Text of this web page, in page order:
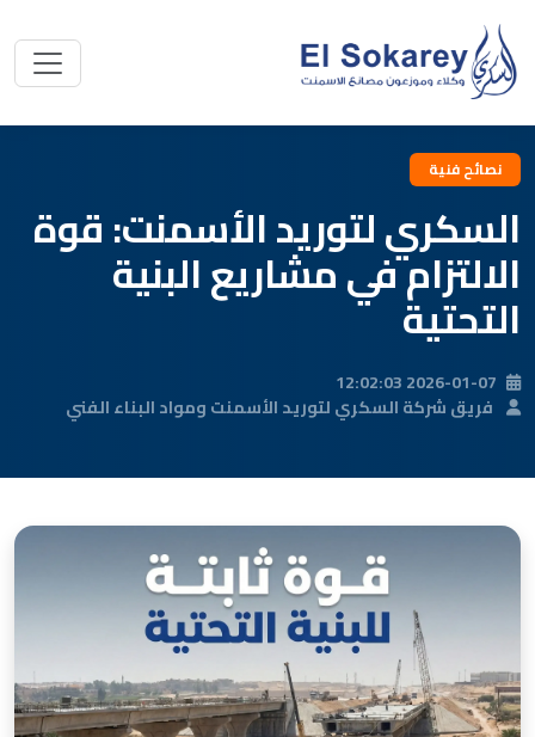
نصائح فنية
السكري لتوريد الأسمنت: قوة
الالتزام في مشاريع البنية
التحتية
2026-01-07 12:02:03
فريق شركة السكري لتوريد الأسمنت ومواد البناء الفني